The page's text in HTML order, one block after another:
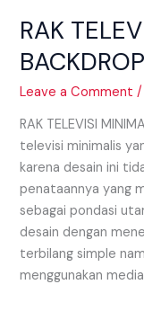
RAK
Leave a Comment
RAK TELEVISI
televisi minimalis
karena desain ini
penataannya yang
sebagai pondasi
desain dengan
terbilang simple
menggunakan media